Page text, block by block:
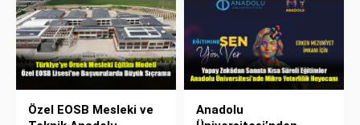
Özel EOSB Mesleki ve
Anadolu